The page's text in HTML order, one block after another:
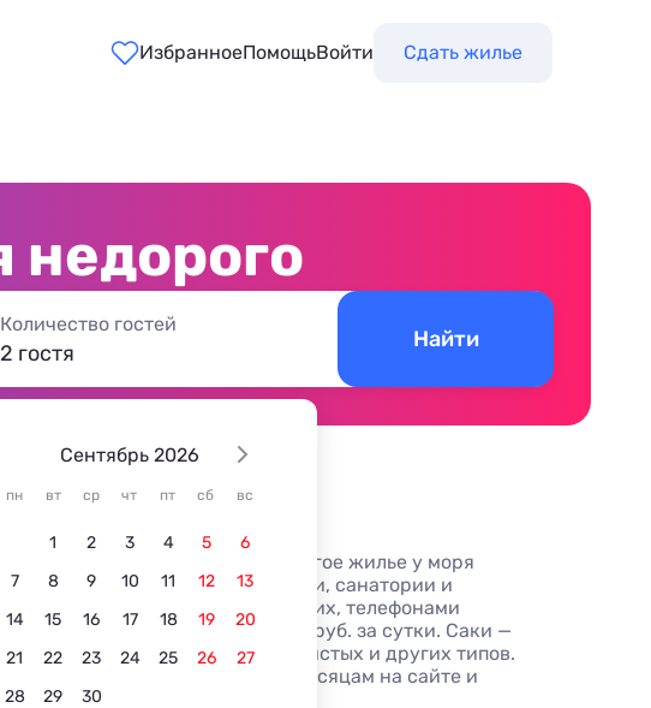
ИзбранноеПомощьВойти Сдать жилье
недорого
Сентябрь 2026
пн вт ср чт пт сб вс
1 2 3 4 5
6
7
8 9 10 11 12
13
14
15 16 17 18 19
20
21
22 23 24 25 26
27
28
29 30
Количество гостей
2 гостя
Найти
без посредников! Снять недорогое жилье у моря
базы отдыха, гостиницы и отели, санатории и
отзывами отдыхающих, телефонами
посредников по цене от 1000 руб. за сутки. Саки —
песчаных, галечных, каменистых и других типов.
воды и воздуха в Саках по месяцам на сайте и